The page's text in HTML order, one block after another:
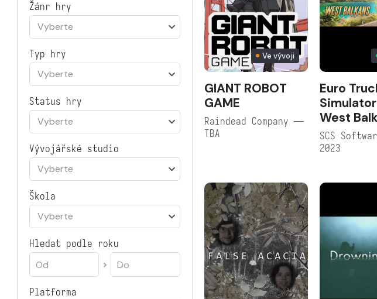
Žánr hry
Vyberte
Typ hry
Vyberte
Status hry
Vyberte
Vývojářské studio
Vyberte
Škola
Vyberte
Hledat podle roku
Platforma
Ve vývoji
GIANT ROBOT
GAME
Raindead Company —
TBA
Euro
West
SCS
2023